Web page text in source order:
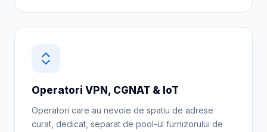
Operatori VPN, CGNAT & IoT
Operatori care au nevoie de spatiu de adrese
curat, dedicat, separat de pool-ul furnizorului de